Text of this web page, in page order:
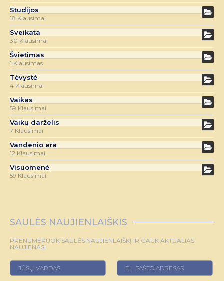
Studijos
18 Klausimai
Sveikata
30 Klausimai
Švietimas
1 Klausimas
Tėvystė
4 Klausimai
Vaikas
59 Klausimai
Vaikų darželis
7 Klausimai
Vandenio era
12 Klausimai
Visuomenė
59 Klausimai
SAULĖS NAUJIENLAIŠKIS
PRENUMERUOK SAULĖS NAUJIENLAIŠKĮ IR GAUK AKTUALIAS
NAUJIENAS!